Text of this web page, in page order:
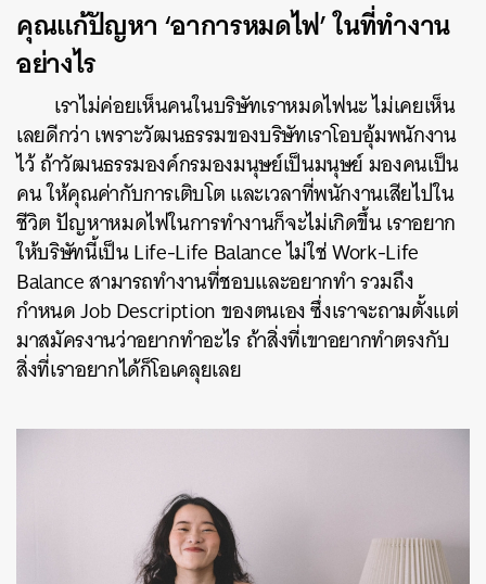
คุณแก้ปัญหา ‘อาการหมดไฟ’ ในที่ทำงาน
อย่างไร
เราไม่ค่อยเห็นคนในบริษัทเราหมดไฟนะ ไม่เคยเห็น
เลยดีกว่า เพราะวัฒนธรรมของบริษัทเราโอบอุ้มพนักงาน
ไว้ ถ้าวัฒนธรรมองค์กรมองมนุษย์เป็นมนุษย์ มองคนเป็น
คน ให้คุณค่ากับการเติบโต และเวลาที่พนักงานเสียไปใน
ชีวิต ปัญหาหมดไฟในการทำงานก็จะไม่เกิดขึ้น เราอยาก
ให้บริษัทนี้เป็น Life-Life Balance ไม่ใช่ Work-Life
Balance สามารถทำงานที่ชอบและอยากทำ รวมถึง
กำหนด Job Description ของตนเอง ซึ่งเราจะถามตั้งแต่
มาสมัครงานว่าอยากทำอะไร ถ้าสิ่งที่เขาอยากทำตรงกับ
สิ่งที่เราอยากได้ก็โอเคลุยเลย